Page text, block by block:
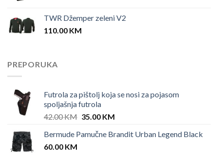
TWR Džemper zeleni V2
110.00 KM
PREPORUKA
Futrola za pištolj koja se nosi za pojasom
spoljašnja futrola
42.00KM Original
was:
35.00 KMCurrent
is:
Bermude Pamučne Brandit Urban Legend Black
60.00 KM